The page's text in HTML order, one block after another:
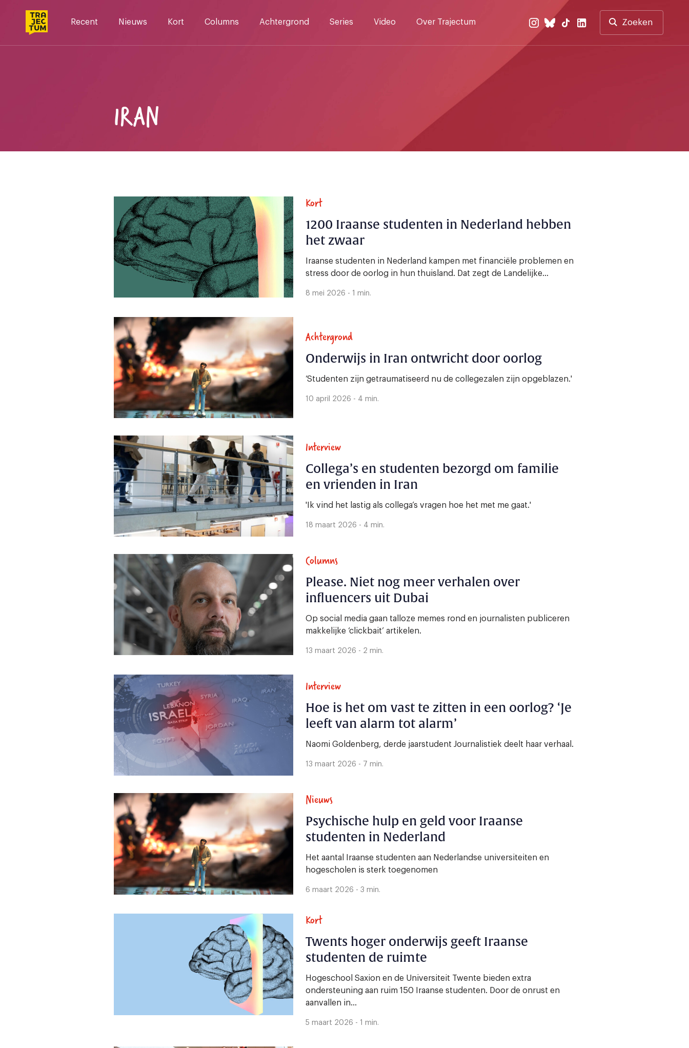
Recent Nieuws Kort Columns Achtergrond Series Video Over Trajectum Zoeken
IRAN
Kort
1200 Iraanse studenten in Nederland hebben
het zwaar
Iraanse studenten in Nederland kampen met financiële problemen en
stress door de oorlog in hun thuisland. Dat zegt de Landelijke...
8 mei 2026 - 1 min.
Achtergrond
Onderwijs in Iran ontwricht door oorlog
‘Studenten zijn getraumatiseerd nu de collegezalen zijn opgeblazen.'
10 april 2026 - 4 min.
Interview
Collega’s en studenten bezorgd om familie
en vrienden in Iran
'Ik vind het lastig als collega’s vragen hoe het met me gaat.'
18 maart 2026 - 4 min.
Columns
Please. Niet nog meer verhalen over
influencers uit Dubai
Op social media gaan talloze memes rond en journalisten publiceren
makkelijke ‘clickbait’ artikelen.
13 maart 2026 - 2 min.
Interview
Hoe is het om vast te zitten in een oorlog? ‘Je
leeft van alarm tot alarm’
Naomi Goldenberg, derde jaarstudent Journalistiek deelt haar verhaal.
13 maart 2026 - 7 min.
Nieuws
Psychische hulp en geld voor Iraanse
studenten in Nederland
Het aantal Iraanse studenten aan Nederlandse universiteiten en
hogescholen is sterk toegenomen
6 maart 2026 - 3 min.
Kort
Twents hoger onderwijs geeft Iraanse
studenten de ruimte
Hogeschool Saxion en de Universiteit Twente bieden extra
ondersteuning aan ruim 150 Iraanse studenten. Door de onrust en
aanvallen in...
5 maart 2026 - 1 min.